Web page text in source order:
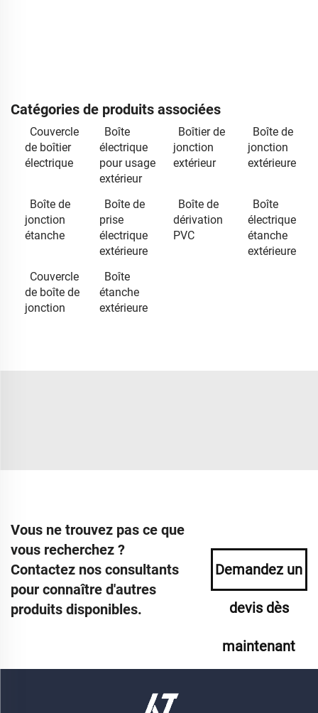
Catégories de produits associées
Couvercle
de boîtier
électrique
Boîte
électrique
pour usage
extérieur
Boîtier de
jonction
extérieur
Boîte de
jonction
extérieure
Boîte de
jonction
étanche
Boîte de
prise
électrique
extérieure
Boîte de
dérivation
PVC
Boîte
électrique
étanche
extérieure
Couvercle
de boîte de
jonction
Boîte
étanche
extérieure
Vous ne trouvez pas ce que
vous recherchez ?
Contactez nos consultants
pour connaître d'autres
produits disponibles.
Demandez un
devis dès
maintenant